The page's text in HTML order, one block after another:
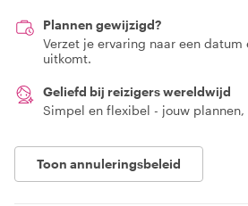
Plannen gewijzigd?
Verzet je ervaring naar een
uitkomt.
Geliefd bij reizigers wereldwijd
Simpel en flexibel - jouw plannen,
Toon annuleringsbeleid